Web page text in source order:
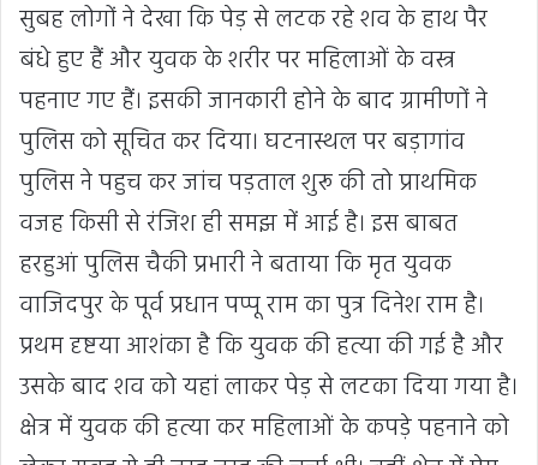
सुबह लोगों ने देखा कि पेड़ से लटक रहे शव के हाथ पैर
बंधे हुए हैं और युवक के शरीर पर महिलाओं के वस्त्र
पहनाए गए हैं। इसकी जानकारी होने के बाद ग्रामीणों ने
पुलिस को सूचित कर दिया। घटनास्थल पर बड़ागांव
पुलिस ने पहुच कर जांच पड़ताल शुरू की तो प्राथमिक
वजह किसी से रंजिश ही समझ में आई है। इस बाबत
हरहुआं पुलिस चैकी प्रभारी ने बताया कि मृत युवक
वाजिदपुर के पूर्व प्रधान पप्पू राम का पुत्र दिनेश राम है।
प्रथम दृष्टया आशंका है कि युवक की हत्या की गई है और
उसके बाद शव को यहां लाकर पेड़ से लटका दिया गया है।
क्षेत्र में युवक की हत्या कर महिलाओं के कपड़े पहनाने को